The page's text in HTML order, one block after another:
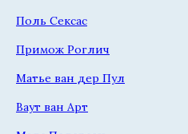
Поль Сексас
Примож Роглич
Матье ван дер Пул
Ваут ван Арт